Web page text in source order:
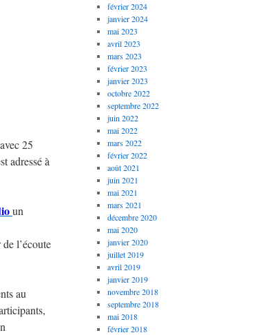
25
adressé à
un
l’écoute
au
février 2024
janvier 2024
mai 2023
avril 2023
mars 2023
février 2023
janvier 2023
octobre 2022
septembre 2022
juin 2022
mai 2022
mars 2022
février 2022
août 2021
juin 2021
mai 2021
mars 2021
décembre 2020
mai 2020
janvier 2020
juillet 2019
avril 2019
janvier 2019
novembre 2018
septembre 2018
mai 2018
février 2018